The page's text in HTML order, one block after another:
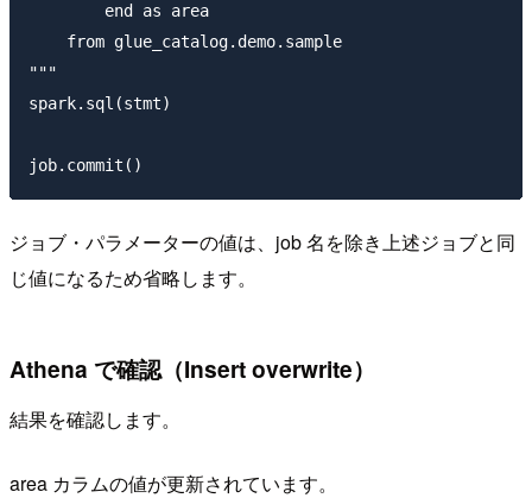
        end as area
    from glue_catalog.demo.sample
"""
spark.sql(stmt)
ジョブ・パラメーターの値は、job 名を除き上述ジョブと同
じ値になるため省略します。
Athena で確認（Insert overwrite）
結果を確認します。
area カラムの値が更新されています。